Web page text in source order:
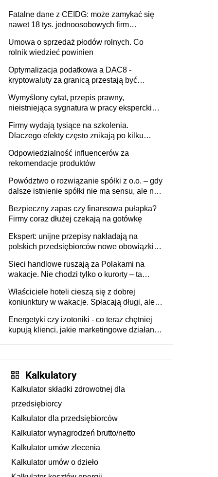
Fatalne dane z CEIDG: może zamykać się
nawet 18 tys. jednoosobowych firm
Umowa o sprzedaż płodów rolnych. Co
rolnik wiedzieć powinien
Optymalizacja podatkowa a DAC8 -
kryptowaluty za granicą przestają być
Wymyślony cytat, przepis prawny,
nieistniejąca sygnatura w pracy eksperckiej -
firmie
Firmy wydają tysiące na szkolenia.
Dlaczego efekty często znikają po kilku
Odpowiedzialność influencerów za
rekomendacje produktów
Powództwo o rozwiązanie spółki z o.o. – gdy
dalsze istnienie spółki nie ma sensu, ale nie
Bezpieczny zapas czy finansowa pułapka?
Firmy coraz dłużej czekają na gotówkę
Ekspert: unijne przepisy nakładają na
polskich przedsiębiorców nowe obowiązki w
Sieci handlowe ruszają za Polakami na
wakacje. Nie chodzi tylko o kurorty – ta
tam, gdzie wielu spędzi urlop po cichu
Właściciele hoteli cieszą się z dobrej
koniunktury w wakacje. Spłacają długi, ale
Energetyki czy izotoniki - co teraz chętniej
kupują klienci, jakie marketingowe działania
Kalkulatory
Kalkulator składki zdrowotnej dla
przedsiębiorcy
Kalkulator dla przedsiębiorców
Kalkulator wynagrodzeń brutto/netto
Kalkulator umów zlecenia
Kalkulator umów o dzieło